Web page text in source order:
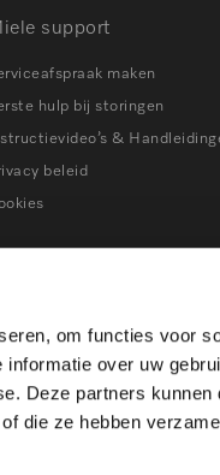
om functies voor
over uw
Deze partners kunnen
die ze hebben
support
maken
hulp bij storingen
&
beleid